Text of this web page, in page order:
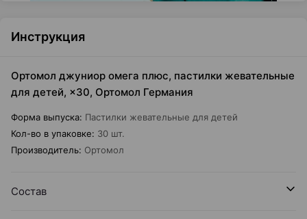
Инструкция
Ортомол джуниор омега плюс, пастилки жевательные
для детей, ×30, Ортомол Германия
Форма выпуска: Пастилки жевательные для детей
Кол-во в упаковке: 30 шт.
Производитель: Ортомол
Состав